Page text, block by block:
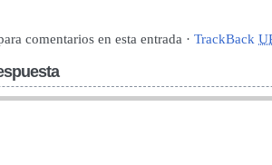
comentarios en esta entrada · TrackBack